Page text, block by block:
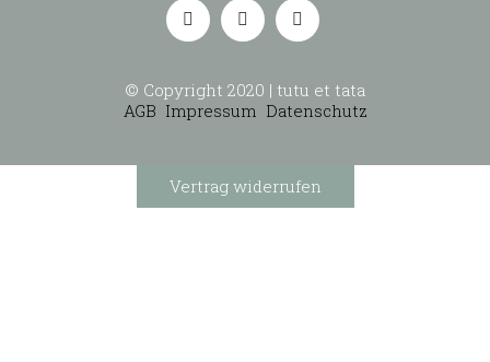
© Copyright 2020 | tutu et tata
AGB Impressum Datenschutz
Vertrag widerrufen